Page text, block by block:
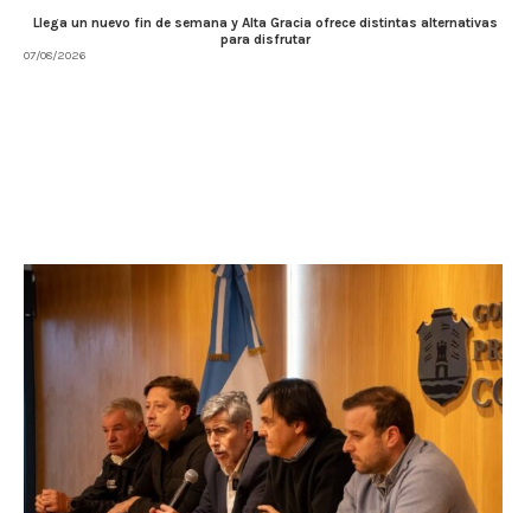
Llega un nuevo fin de semana y Alta Gracia ofrece distintas alternativas
para disfrutar
07/08/2026